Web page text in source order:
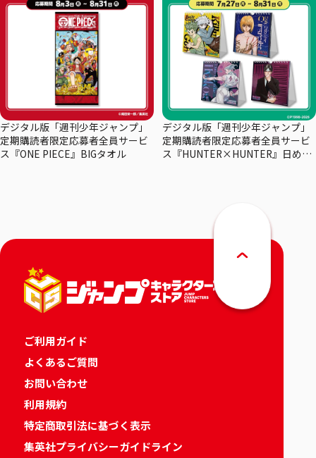
デジタル版「週刊少年ジャンプ」
定期購読者限定応募者全員サービ
ス『ONE PIECE』BIGタオル
デジタル版「週刊少年ジャンプ」
定期購読者限定応募者全員サービ
ス『HUNTER×HUNTER』日めく
ご利用ガイド
よくあるご質問
お問い合わせ
利用規約
特定商取引法に基づく表示
集英社プライバシーガイドライン